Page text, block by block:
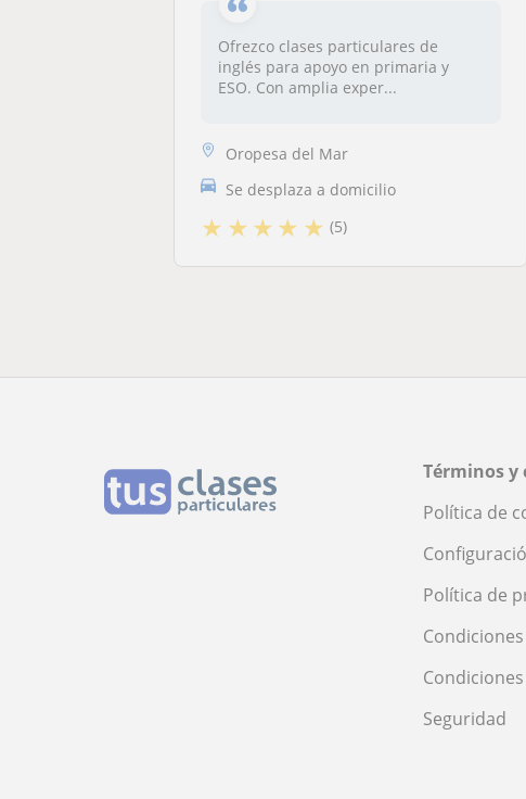
Ofrezco clases particulares de
inglés para apoyo en primaria y
ESO. Con amplia exper...
Oropesa del Mar
Se desplaza a domicilio
★ ★★★ ★ (5)
Términos y
Política de
Política de
Seguridad